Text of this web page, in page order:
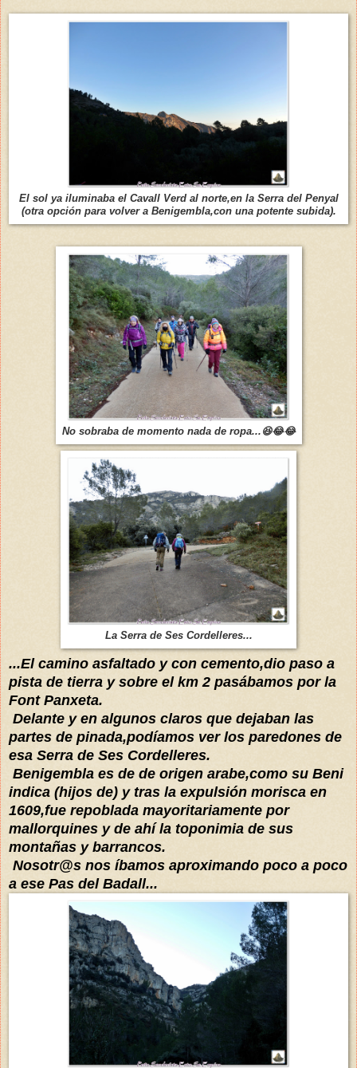
El sol ya iluminaba el Cavall Verd al norte,en la Serra del Penyal
(otra opción para volver a Benigembla,con una potente subida).
No sobraba de momento nada de ropa...😆😂😂
La Serra de Ses Cordelleres...
...El camino asfaltado y con cemento,dio paso a
pista de tierra y sobre el km 2 pasábamos por la
Font Panxeta.
Delante y en algunos claros que dejaban las
partes de pinada,podíamos ver los paredones de
esa Serra de Ses Cordelleres.
Benigembla es de de origen arabe,como su Beni
indica (hijos de) y tras la expulsión morisca en
1609,fue repoblada mayoritariamente por
mallorquines y de ahí la toponimia de sus
montañas y barrancos.
Nosotr@s nos íbamos aproximando poco a poco
a ese Pas del Badall...